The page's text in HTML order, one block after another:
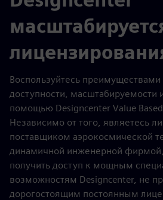
Воспользуйтесь
доступности, масштабируемости
помощью Designcenter Value
Независимо от того, являетесь
поставщиком аэрокосмической
динамичной инженерной
получить доступ к мощным
возможностям Designcenter, не
дорогостоящим постоянным